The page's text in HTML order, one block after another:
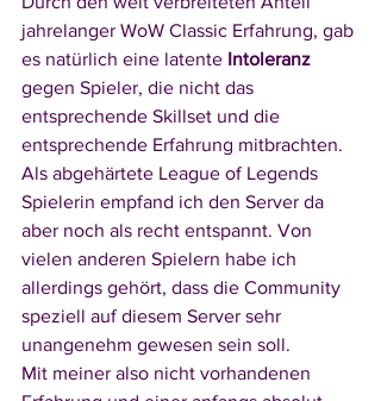
jahrelanger WoW Classic Erfahrung, gab
es natürlich eine latente Intoleranz
gegen Spieler, die nicht das
entsprechende Skillset und die
entsprechende Erfahrung mitbrachten.
Als abgehärtete League of Legends
Spielerin empfand ich den Server da
aber noch als recht entspannt. Von
vielen anderen Spielern habe ich
allerdings gehört, dass die Community
speziell auf diesem Server sehr
unangenehm gewesen sein soll.
Mit meiner also nicht vorhandenen